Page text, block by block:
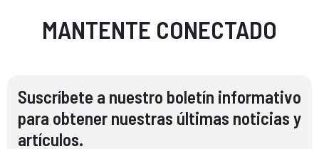
MANTENTE CONECTADO
Suscríbete a nuestro boletín informativo
para obtener nuestras últimas noticias y
artículos.